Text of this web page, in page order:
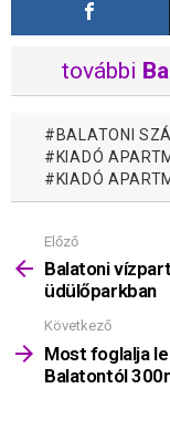
további
BALATONI
KIADÓ
KIADÓ
Mutass
többet
Előző
Balatoni
üdülőparkban
Következő
Most foglalja
Balatontól